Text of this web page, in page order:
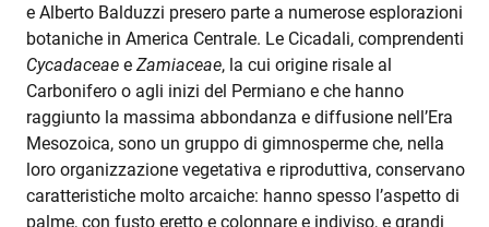
e Alberto Balduzzi presero parte a numerose esplorazioni
botaniche in America Centrale. Le Cicadali, comprendenti
Cycadaceae e Zamiaceae, la cui origine risale al
Carbonifero o agli inizi del Permiano e che hanno
raggiunto la massima abbondanza e diffusione nell’Era
Mesozoica, sono un gruppo di gimnosperme che, nella
loro organizzazione vegetativa e riproduttiva, conservano
caratteristiche molto arcaiche: hanno spesso l’aspetto di
palme, con fusto eretto e colonnare e indiviso, e grandi